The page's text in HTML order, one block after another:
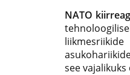
NATO
see